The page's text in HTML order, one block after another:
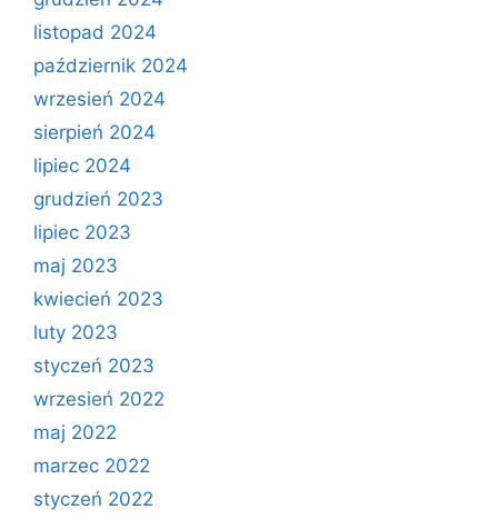
listopad 2024
październik 2024
wrzesień 2024
sierpień 2024
lipiec 2024
grudzień 2023
lipiec 2023
maj 2023
kwiecień 2023
luty 2023
styczeń 2023
wrzesień 2022
maj 2022
marzec 2022
styczeń 2022